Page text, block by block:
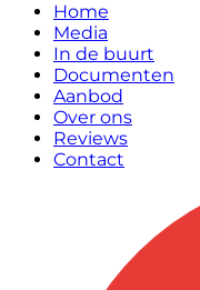
Home
Media
In de buurt
Documenten
Aanbod
Over ons
Reviews
Contact